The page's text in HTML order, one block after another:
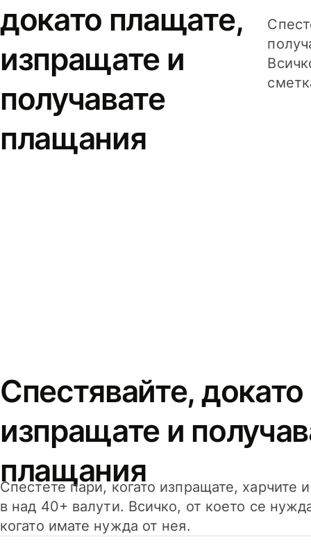
докато плащате,
изпращате и
получавате
плащания
Спестявайте,
изпращате и
плащания
Спестете пари, когато изпращате, харчите
в над 40+ валути. Всичко, от което се
когато имате нужда от нея.